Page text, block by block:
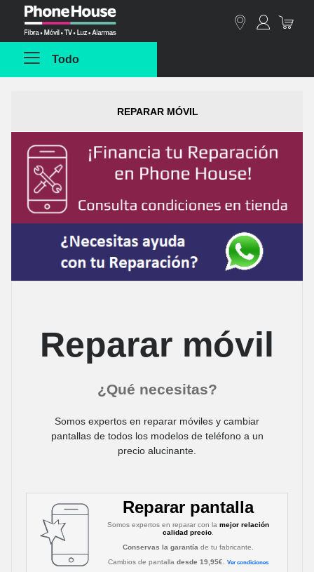
Todo
REPARAR MÓVIL
Reparar móvil
¿Qué necesitas?
Somos expertos en reparar móviles y cambiar
pantallas de todos los modelos de teléfono a un
precio alucinante.
Reparar pantalla
Somos expertos en reparar con la mejor relación
calidad precio.
Conservas la garantía de tu fabricante.
Cambios de pantalla desde 19,95€. Ver condiciones